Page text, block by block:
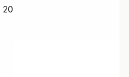
20